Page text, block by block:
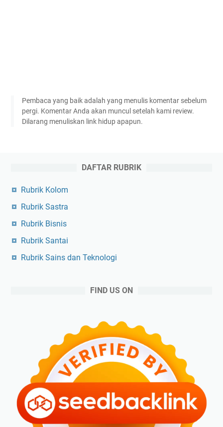
Pembaca yang baik adalah yang menulis komentar sebelum
pergi. Komentar Anda akan muncul setelah kami review.
Dilarang menuliskan link hidup apapun.
DAFTAR RUBRIK
Rubrik Kolom
Rubrik Sastra
Rubrik Bisnis
Rubrik Santai
Rubrik Sains dan Teknologi
FIND US ON